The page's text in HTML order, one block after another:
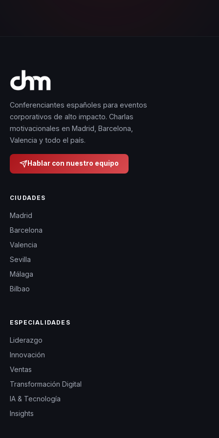
Conferenciantes españoles para eventos
corporativos de alto impacto. Charlas
motivacionales en Madrid, Barcelona,
Valencia y todo el país.
Hablar con nuestro equipo
CIUDADES
Madrid
Barcelona
Valencia
Sevilla
Málaga
Bilbao
ESPECIALIDADES
Liderazgo
Innovación
Ventas
Transformación Digital
IA & Tecnología
Insights